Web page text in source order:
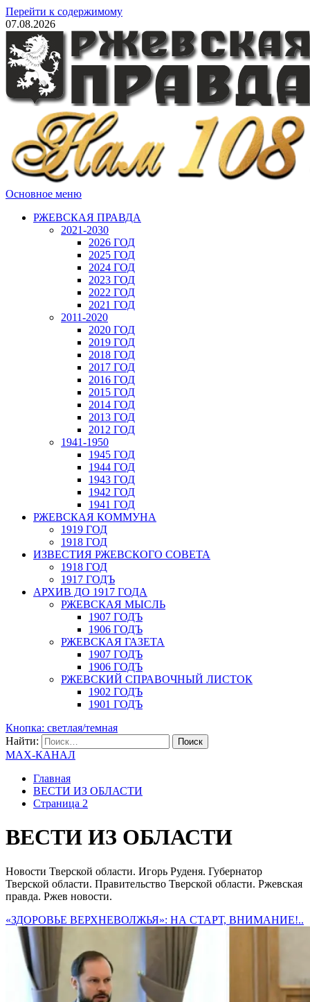
Перейти к содержимому
07.08.2026
Основное меню
РЖЕВСКАЯ ПРАВДА
2021-2030
2026 ГОД
2025 ГОД
2024 ГОД
2023 ГОД
2022 ГОД
2021 ГОД
2011-2020
2020 ГОД
2019 ГОД
2018 ГОД
2017 ГОД
2016 ГОД
2015 ГОД
2014 ГОД
2013 ГОД
2012 ГОД
1941-1950
1945 ГОД
1944 ГОД
1943 ГОД
1942 ГОД
1941 ГОД
РЖЕВСКАЯ КОММУНА
1919 ГОД
1918 ГОД
ИЗВЕСТИЯ РЖЕВСКОГО СОВЕТА
1918 ГОД
1917 ГОДЪ
АРХИВ ДО 1917 ГОДА
РЖЕВСКАЯ МЫСЛЬ
1907 ГОДЪ
1906 ГОДЪ
РЖЕВСКАЯ ГАЗЕТА
1907 ГОДЪ
1906 ГОДЪ
РЖЕВСКИЙ СПРАВОЧНЫЙ ЛИСТОК
1902 ГОДЪ
1901 ГОДЪ
Кнопка: светлая/темная
Найти:
MAX-КАНАЛ
Главная
ВЕСТИ ИЗ ОБЛАСТИ
Страница 2
ВЕСТИ ИЗ ОБЛАСТИ
Новости Тверской области. Игорь Руденя. Губернатор
Тверской области. Правительство Тверской области. Ржевская
правда. Ржев новости.
«ЗДОРОВЬЕ ВЕРХНЕВОЛЖЬЯ»: НА СТАРТ, ВНИМАНИЕ!..